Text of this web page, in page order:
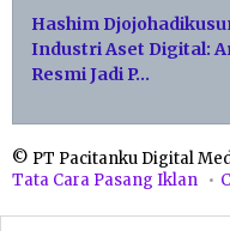
Hashim
Industri Aset Digital:
Resmi Jadi P…
© PT Pacitanku Digital
Tata Cara Pasang Iklan